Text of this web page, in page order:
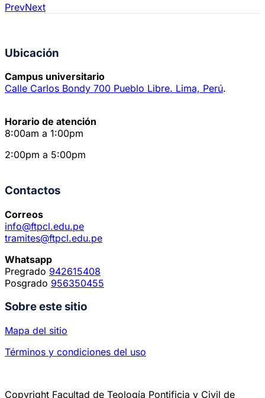
PrevNext
Ubicación
Campus universitario
Calle Carlos Bondy 700 Pueblo Libre. Lima, Perú.
Horario de atención
8:00am a 1:00pm
2:00pm a 5:00pm
Contactos
Correos
info@ftpcl.edu.pe
tramites@ftpcl.edu.pe
Whatsapp
Pregrado 942615408
Posgrado 956350455
Sobre este sitio
Mapa del sitio
Términos y condiciones del uso
Copyright Facultad de Teología Pontificia y Civil de